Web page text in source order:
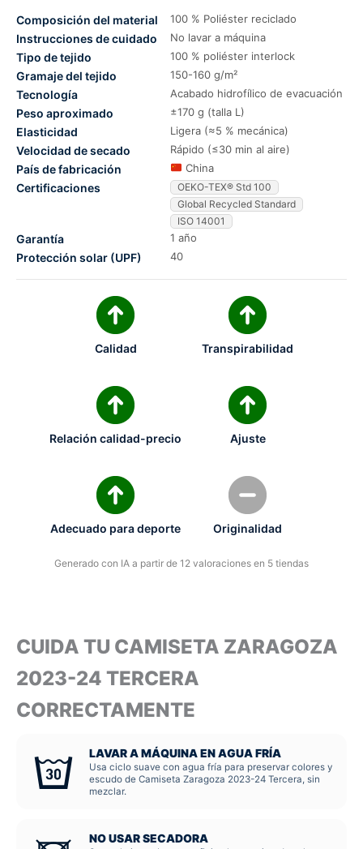
Composición del material 100 % Poliéster reciclado
Instrucciones de cuidado No lavar a máquina
Tipo de tejido 100 % poliéster interlock
Gramaje del tejido 150-160 g/m²
Tecnología Acabado hidrofílico de evacuación
Peso aproximado ±170 g (talla L)
Elasticidad Ligera (≈5 % mecánica)
Velocidad de secado Rápido (≤30 min al aire)
País de fabricación China
Certificaciones
OEKO-TEX® Std 100
Global Recycled Standard
ISO 14001
Garantía 1 año
Protección solar (UPF) 40
Calidad Transpirabilidad
Relación calidad-precio Ajuste
Adecuado para deporte Originalidad
Generado con IA a partir de 12 valoraciones en 5 tiendas
CUIDA TU CAMISETA ZARAGOZA
2023-24 TERCERA
CORRECTAMENTE
LAVAR A MÁQUINA EN AGUA FRÍA
Usa ciclo suave con agua fría para preservar colores y
escudo de Camiseta Zaragoza 2023-24 Tercera, sin
mezclar.
NO USAR SECADORA